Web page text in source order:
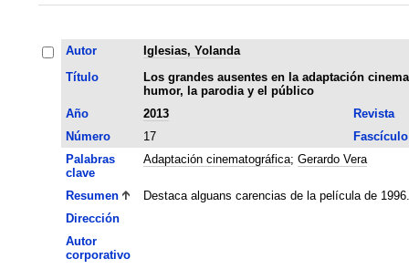
Autor
Iglesias, Yolanda
Título
Los grandes ausentes en la adaptación
humor, la parodia y el público
Año
2013
Revista
Número
17
Fascículo
Palabras
clave
Adaptación cinematográfica; Gerardo Vera
Resumen
Destaca alguans carencias de la película de 1996.
Dirección
Autor
corporativo